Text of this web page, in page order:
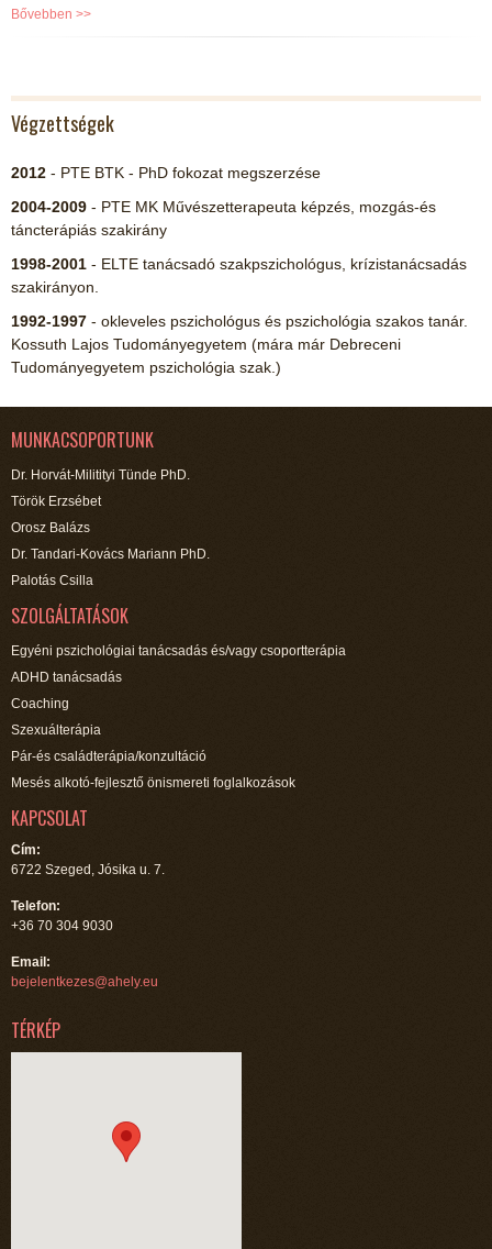
Bővebben >>
Végzettségek
2012 - PTE BTK - PhD fokozat megszerzése
2004-2009 - PTE MK Művészetterapeuta képzés, mozgás-és
táncterápiás szakirány
1998-2001 - ELTE tanácsadó szakpszichológus, krízistanácsadás
szakirányon.
1992-1997 - okleveles pszichológus és pszichológia szakos tanár.
Kossuth Lajos Tudományegyetem (mára már Debreceni
Tudományegyetem pszichológia szak.)
MUNKACSOPORTUNK
Dr. Horvát-Militityi Tünde PhD.
Török Erzsébet
Orosz Balázs
Dr. Tandari-Kovács Mariann PhD.
Palotás Csilla
SZOLGÁLTATÁSOK
Egyéni pszichológiai tanácsadás és/vagy csoportterápia
ADHD tanácsadás
Coaching
Szexuálterápia
Pár-és családterápia/konzultáció
Mesés alkotó-fejlesztő önismereti foglalkozások
KAPCSOLAT
Cím:
6722 Szeged, Jósika u. 7.
Telefon:
+36 70 304 9030
Email:
bejelentkezes@ahely.eu
TÉRKÉP